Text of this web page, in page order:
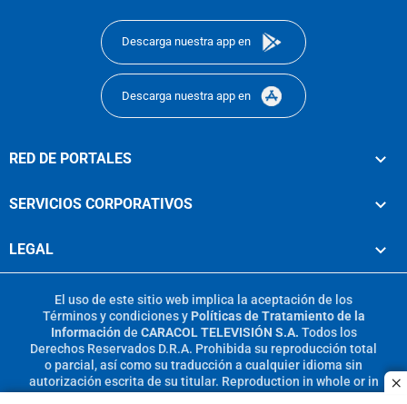
Descarga nuestra app en
Descarga nuestra app en
RED DE PORTALES
SERVICIOS CORPORATIVOS
LEGAL
El uso de este sitio web implica la aceptación de los
Términos y condicionesy Políticas de Tratamiento de la
Información de CARACOL TELEVISIÓN S.A. Todos los
Derechos Reservados D.R.A. Prohibida su reproducción total
o parcial, así como su traducción a cualquier idioma sin
autorización escrita de su titular. Reproduction in whole or in